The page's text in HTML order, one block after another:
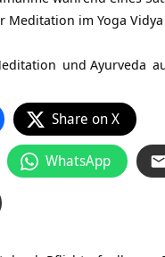
Meditation im Yoga
und Ayurveda
Share on X
WhatsApp